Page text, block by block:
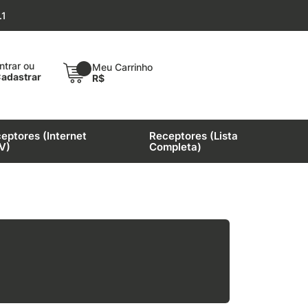
ou
Meu Carrinho
R$
(Internet
Receptores (Lista
Completa)